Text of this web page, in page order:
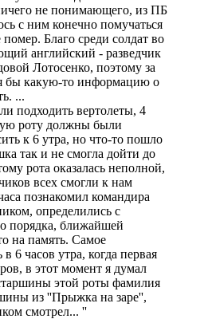
не понимающего, из ПБ
с ним конечно помучаться
Благо среди солдат во
английский - разведчик
Лотосенко, поэтому за
бы какую-то информацию о
...
вертолеты, 4
роту должны были
к 6 утра, но что-то пошло
так и не смогла дойти до
рота оказалась неполной,
всех смогли к нам
познакомил командира
определились с
порядка, ближайшей
на память. Самое
в 6 часов утра, когда первая
в этот момент я думал
этой роты фамилия
из ''Прыжка на заре'',
смотрел... ''